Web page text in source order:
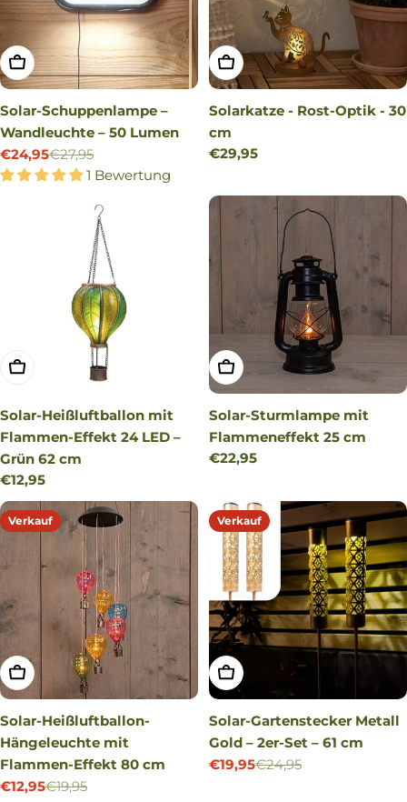
IN DEN WARENKORB LEGEN
Solar-Schuppenlampe –
Wandleuchte – 50 Lumen
Verkaufspreis
€24,95
Regulärer
Preis
€27,95
1 Bewertung
IN DEN WARENKORB
Solarkatze - Rost-Optik - 30
cm
Regulärer
€29,95
IN DEN WARENKORB LEGEN
Solar-Heißluftballon mit
Flammen-Effekt 24 LED –
Grün 62 cm
Regulärer
Preis
€12,95
IN DEN WARENKORB
Solar-Sturmlampe mit
Flammeneffekt 25 cm
Regulärer
€22,95
Verkauf
IN DEN WARENKORB LEGEN
Solar-Heißluftballon-
Hängeleuchte mit
Flammen-Effekt 80 cm
Verkaufspreis
€12,95
Regulärer
€19,95
Verkauf
IN DEN WARENKORB
Solar-Gartenstecker Metall
Gold – 2er-Set – 61 cm
Verkaufspreis
€19,95
Regulärer€24,95